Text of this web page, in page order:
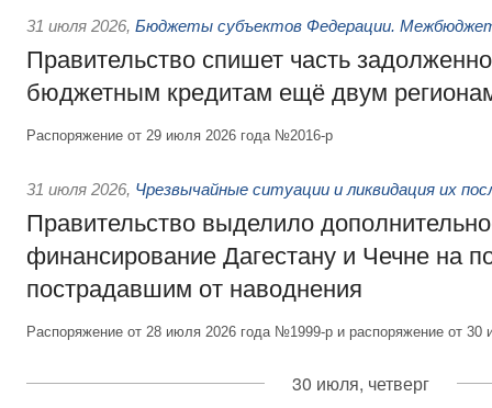
31 июля 2026, Бюджеты субъектов Федерации.
Правительство спишет часть
бюджетным кредитам ещё двум
Распоряжение от 29 июля 2026 года №2016-р
31 июля 2026, Чрезвычайные ситуации и ликвидация их
Правительство выделило
финансирование Дагестану и Чечне на
пострадавшим от наводнения
Распоряжение от 28 июля 2026 года №1999-р и распоряжение от
30 июля, четверг